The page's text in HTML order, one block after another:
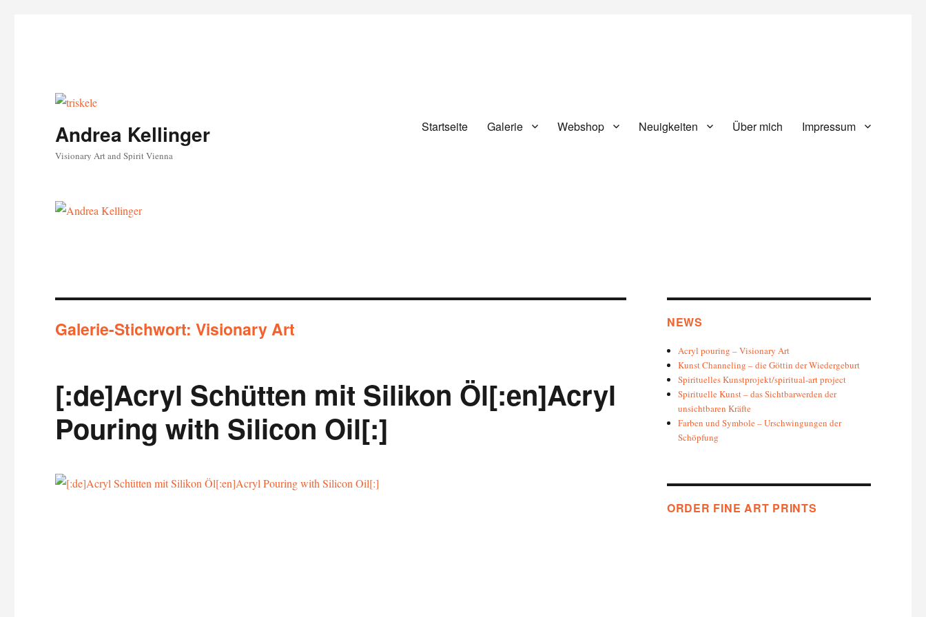
Andrea Kellinger
Visionary Art and Spirit Vienna
Startseite Galerie Webshop Neuigkeiten Über mich Impressum
Galerie-Stichwort:Visionary Art
[:de]Acryl Schütten mit Silikon Öl[:en]Acryl
Pouring with Silicon Oil[:]
NEWS
Acryl pouring – Visionary Art
Kunst Channeling – die Göttin der Wiedergeburt
Spirituelles Kunstprojekt/spiritual-art project
Spirituelle Kunst – das Sichtbarwerden der
unsichtbaren Kräfte
Farben und Symbole – Urschwingungen der
Schöpfung
ORDER FINE ART PRINTS